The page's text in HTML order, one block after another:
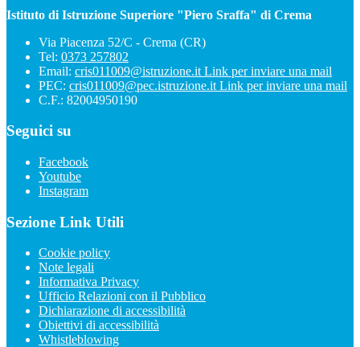
Istituto di Istruzione Superiore "Piero Sraffa" di Crema
Via Piacenza 52/C - Crema (CR)
Tel: 0373 257802
Email: cris011009@istruzione.it Link per inviare una mail
PEC: cris011009@pec.istruzione.it Link per inviare una mail
C.F.: 82004950190
Seguici su
Facebook
Youtube
Instagram
Sezione Link Utili
Cookie policy
Note legali
Informativa Privacy
Ufficio Relazioni con il Pubblico
Dichiarazione di accessibilità
Obiettivi di accessibilità
Whistleblowing